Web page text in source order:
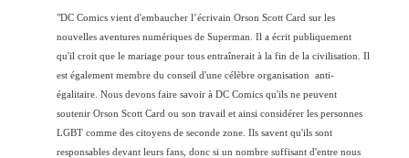
"DC Comics vient d'embaucher l’écrivain Orson Scott Card sur les
nouvelles aventures numériques de Superman. Il a écrit publiquement
qu'il croit que le mariage pour tous entraînerait à la fin de la civilisation. Il
est également membre du conseil d'une célèbre organisation anti-
égalitaire. Nous devons faire savoir à DC Comics qu'ils ne peuvent
soutenir Orson Scott Card ou son travail et ainsi considérer les personnes
LGBT comme des citoyens de seconde zone. Ils savent qu'ils sont
responsables devant leurs fans, donc si un nombre suffisant d'entre nous